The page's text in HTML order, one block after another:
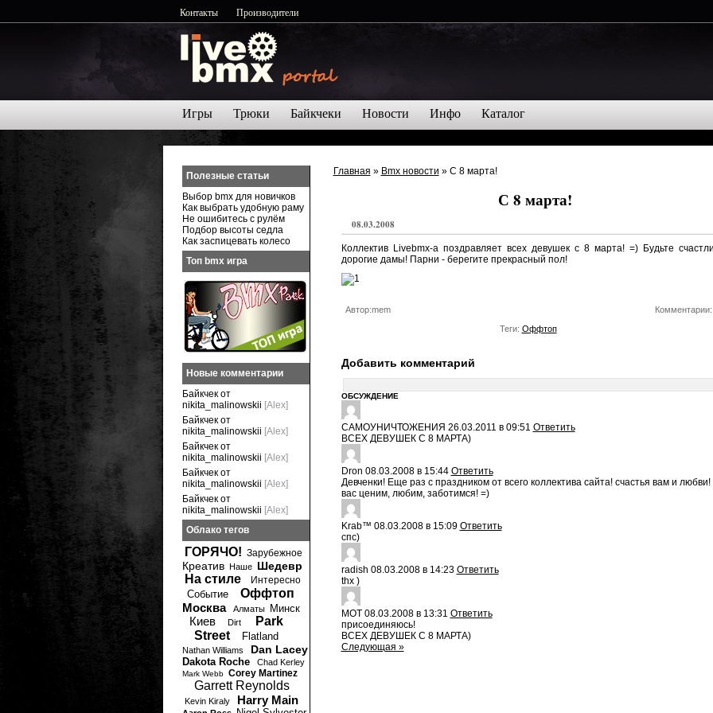
Контакты Производители
Игры Трюки Байкчеки Новости Инфо Каталог
Главная » Bmx новости » С 8 марта!
С 8 марта!
08.03.2008
Коллектив Livebmx-а поздравляет всех девушек с 8 марта! =) Будьте
дорогие дамы! Парни - берегите прекрасный пол!
Автор:mem
Комментарии:
Теги: Оффтоп
Добавить комментарий
ОБСУЖДЕНИЕ
САМОУНИЧТОЖЕНИЯ 26.03.2011 в 09:51 Ответить
ВСЕХ ДЕВУШЕК С 8 МАРТА)
Dron 08.03.2008 в 15:44 Ответить
Девченки! Еще раз с праздником от всего коллектива сайта! счастья вам и
вас ценим, любим, заботимся! =)
Krab™ 08.03.2008 в 15:09 Ответить
спс)
radish 08.03.2008 в 14:23 Ответить
thx )
MOT 08.03.2008 в 13:31 Ответить
присоединяюсь!
ВСЕХ ДЕВУШЕК С 8 МАРТА)
Следующая »
Полезные статьи
Выбор bmx для новичков
Как выбрать удобную раму
Не ошибитесь с рулём
Подбор высоты седла
Как заспицевать колесо
Топ bmx игра
Новые комментарии
Байкчек от
nikita_malinowskii [Alex]
Байкчек от
nikita_malinowskii [Alex]
Байкчек от
nikita_malinowskii [Alex]
Байкчек от
nikita_malinowskii [Alex]
Байкчек от
nikita_malinowskii [Alex]
Облако тегов
ГОРЯЧО! Зарубежное
Креатив Наше Шедевр
На стиле Интересно
Событие
Оффтоп
Москва
Алматы Минск
Киев Dirt
Park
Street
Flatland
Nathan Williams Dan Lacey
Dakota Roche Chad Kerley
Mark Webb Corey Martinez
Garrett Reynolds
Kevin Kiraly Harry Main